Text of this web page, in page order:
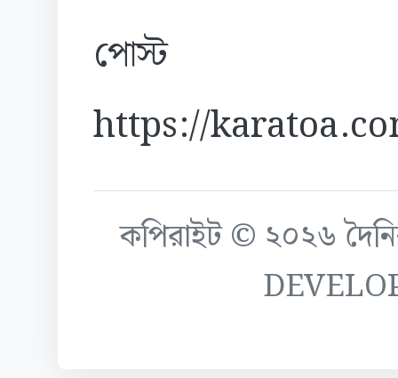
https://
কপিরাইট © ২০২৬